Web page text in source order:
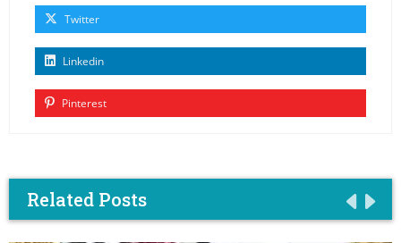
Twitter
Linkedin
Pinterest
Related Posts